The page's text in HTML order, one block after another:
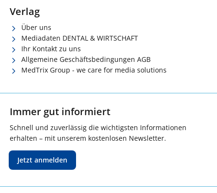
Verlag
Über uns
Mediadaten DENTAL & WIRTSCHAFT
Ihr Kontakt zu uns
Allgemeine Geschäftsbedingungen AGB
MedTrix Group - we care for media solutions
Immer gut informiert
Schnell und zuverlässig die wichtigsten Informationen
erhalten – mit unserem kostenlosen Newsletter.
Jetzt anmelden